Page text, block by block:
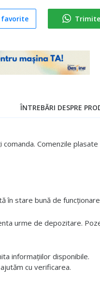
favorite
comanda. Comenzile
în stare bună de
urme de depozitare.
informațiilor disponibile.
cu verificarea.
ÎNTREBĂRI DESPRE